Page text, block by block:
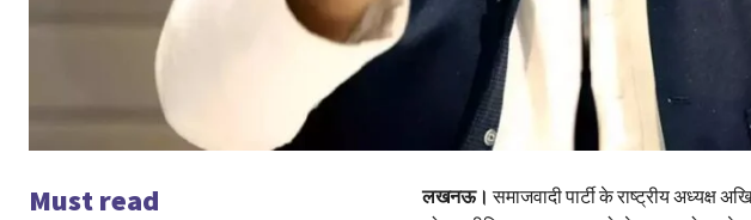
Must read लखनऊ। समाजवादी पार्टी के राष्ट्रीय अध्यक्ष